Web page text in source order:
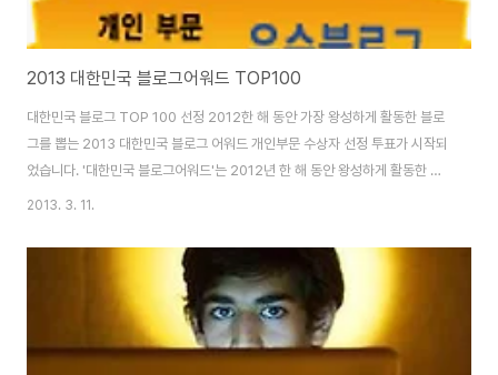
2013 대한민국 블로그어워드 TOP100
대한민국 블로그 TOP 100 선정 2012한 해 동안 가장 왕성하게 활동한 블로
그를 뽑는 2013 대한민국 블로그 어워드 개인부문 수상자 선정 투표가 시작되
었습니다. '대한민국 블로그어워드'는 2012년 한 해 동안 왕성하게 활동한 5
개 부문 100대 블로그를 후보라 선정하여 온라인 투표와 전문가 심사를 진행
(KBBA)가 주최하고, 문화체육관광부, 방송통신위원회, 한국인터넷진흥원, 서
울시 그리고 한국교육학술정보원, 미디아유, 유저스토리랩, Fotolia, NHN, 다
음커뮤티케이션, SK커뮤니케이션, 시니어파트너즈, 블로그칵테일, 티엔엠미
디어, YES24 등 쟁쟁한 블로그 관련 기업들이 후원을 합니다. '2013 대한민
국 블로그 어워드(..
2013. 3. 11.